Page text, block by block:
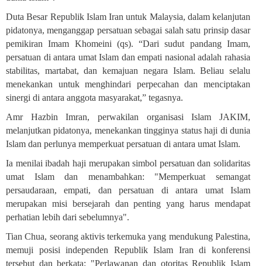
Duta Besar Republik Islam Iran untuk Malaysia, dalam kelanjutan
pidatonya, menganggap persatuan sebagai salah satu prinsip dasar
pemikiran Imam Khomeini (qs). “Dari sudut pandang Imam,
persatuan di antara umat Islam dan empati nasional adalah rahasia
stabilitas, martabat, dan kemajuan negara Islam. Beliau selalu
menekankan untuk menghindari perpecahan dan menciptakan
sinergi di antara anggota masyarakat,” tegasnya.
Amr Hazbin Imran, perwakilan organisasi Islam JAKIM,
melanjutkan pidatonya, menekankan tingginya status haji di dunia
Islam dan perlunya memperkuat persatuan di antara umat Islam.
Ia menilai ibadah haji merupakan simbol persatuan dan solidaritas
umat Islam dan menambahkan: "Memperkuat semangat
persaudaraan, empati, dan persatuan di antara umat Islam
merupakan misi bersejarah dan penting yang harus mendapat
perhatian lebih dari sebelumnya."
Tian Chua, seorang aktivis terkemuka yang mendukung Palestina,
memuji posisi independen Republik Islam Iran di konferensi
tersebut dan berkata: "Perlawanan dan otoritas Republik Islam